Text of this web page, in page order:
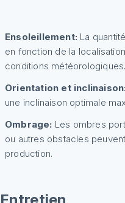
Ensoleillement: La
en fonction de la
conditions météorologiques.
Orientation et inclinaison:
une inclinaison optimale
Ombrage: Les ombres
ou autres obstacles
production.
Entretien